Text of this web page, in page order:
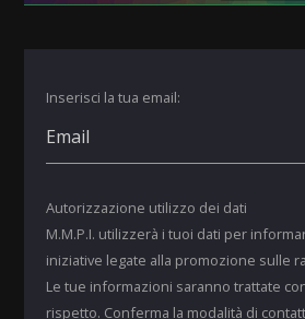
Inserisci la tua email:
Autorizzazione utilizzo dei dati
M.M.P.I. utilizzerà i tuoi dati per
iniziative legate alla promozione sulle
Le tue informazioni saranno trattate
rispetto. Conferma la modalità di